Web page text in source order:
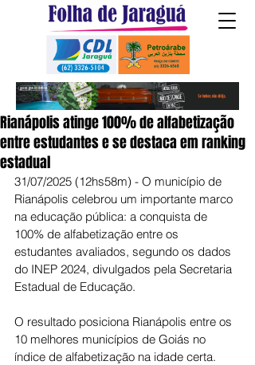
Rianápolis atinge 100% de alfabetização
entre estudantes e se destaca em ranking
estadual
31/07/2025 (12hs58m) - O município de
Rianápolis celebrou um importante marco
na educação pública: a conquista de
100% de alfabetização entre os
estudantes avaliados, segundo os dados
do INEP 2024, divulgados pela Secretaria
Estadual de Educação.
O resultado posiciona Rianápolis entre os
10 melhores municípios de Goiás no
índice de alfabetização na idade certa.